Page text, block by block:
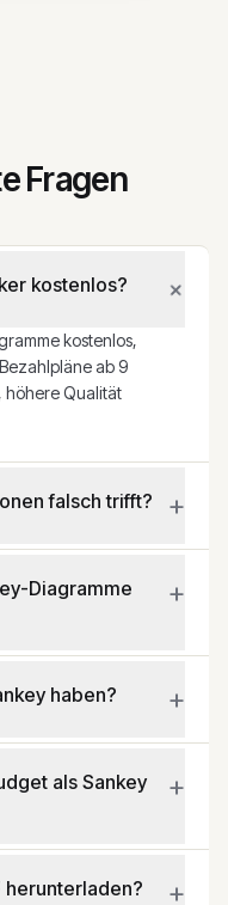
Fragen
kostenlos? +
kostenlos,
ab 9
höhere Qualität
falsch trifft? +
Diagramme
+
haben? +
als Sankey
+
herunterladen? +